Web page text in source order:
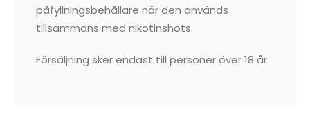
påfyllningsbehållare när den används
tillsammans med nikotinshots.
Försäljning sker endast till personer över 18 år.